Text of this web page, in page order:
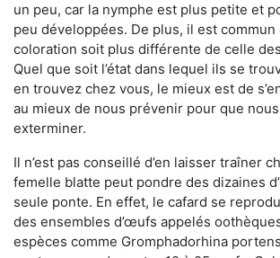
un peu, car la nymphe est plus petite et
peu développées. De plus, il est
coloration soit plus différente de celle
Quel que soit l’état dans lequel ils se
en trouvez chez vous, le mieux est de
au mieux de nous prévenir pour que
exterminer.
Il n’est pas conseillé d’en laisser traîner
femelle blatte peut pondre des dizaines
seule ponte. En effet, le cafard se
des ensembles d’œufs appelés
espèces comme Gromphadorhina